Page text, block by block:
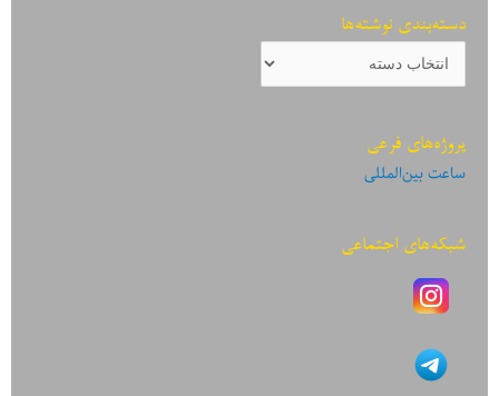
دسته‌بندی نوشته‌ها
دسته‌بندی
نوشته‌ها
پروژه‌های فرعی
ساعت بین‌المللی
شبکه‌های اجتماعی